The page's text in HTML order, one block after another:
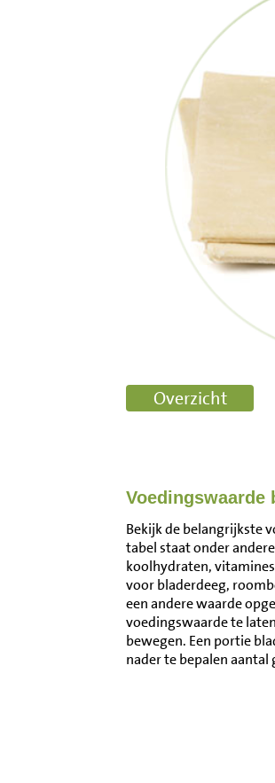
Voedingswaarde
Bekijk de belangrijkste
tabel staat onder
koolhydraten,
voor bladerdeeg,
een andere waarde
voedingswaarde te
bewegen. Een portie
nader te bepalen aantal